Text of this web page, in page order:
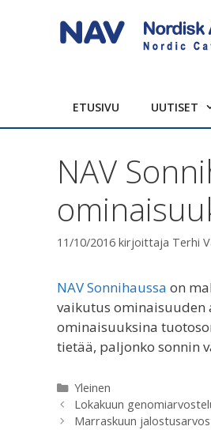
ETUSIVU UUTISET
NAV
11/10/2016 kirjoittaja Terhi
NAV Sonnihaussa on
vaikutus ominaisuuden
ominaisuuksina
tietää, paljonko sonnin
Kategoriat
Yleinen
Lokakuun
Marraskuun